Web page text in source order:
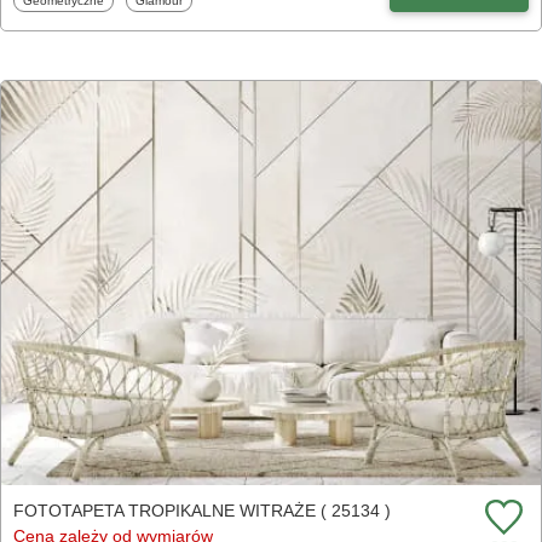
FOTOTAPETA TROPIKALNE WITRAŻE ( 25134 )
Cena zależy od wymiarów